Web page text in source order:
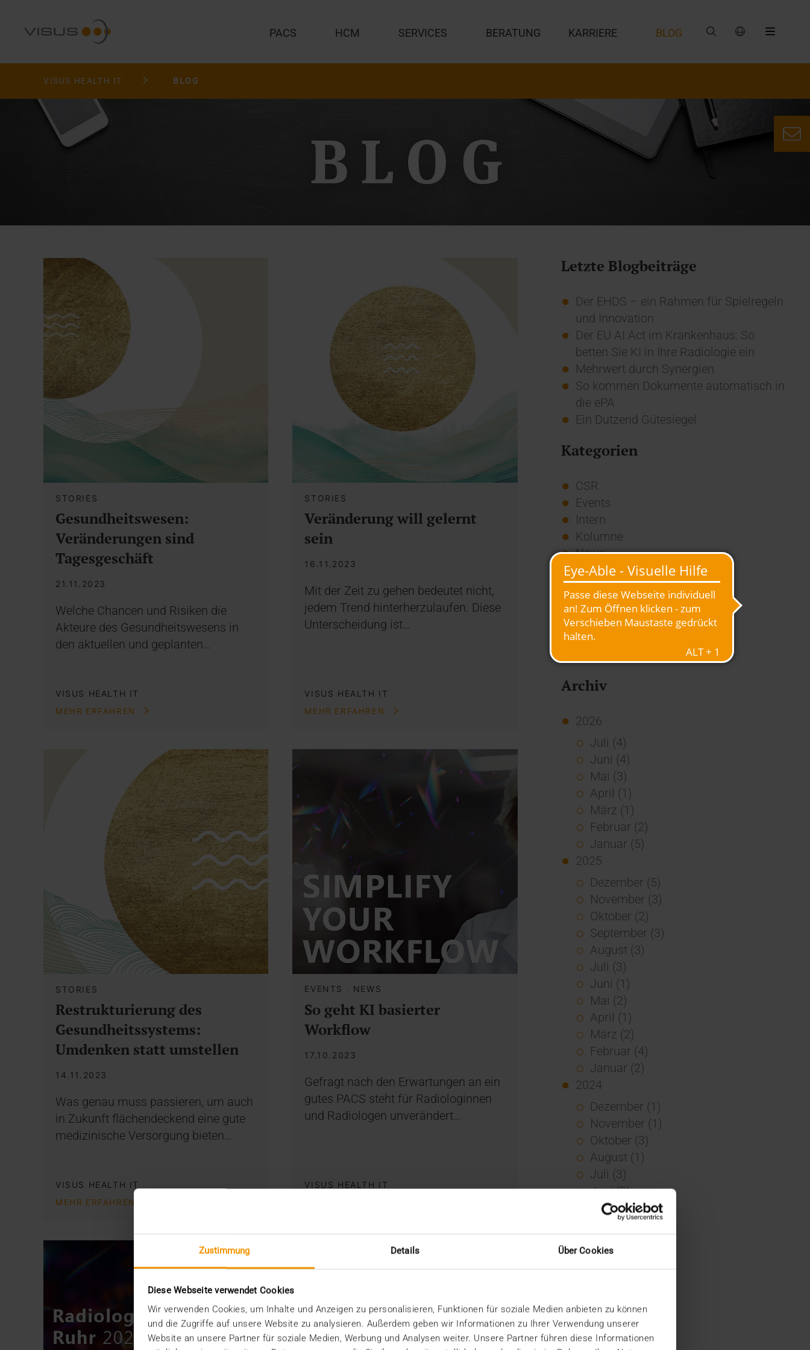
Zustimmung Details Über Cookies
Diese Webseite verwendet Cookies
Wir verwenden Cookies, um Inhalte und Anzeigen zu personalisieren, Funktionen für soziale Medien anbieten zu können
und die Zugriffe auf unsere Website zu analysieren. Außerdem geben wir Informationen zu Ihrer Verwendung unserer
Website an unsere Partner für soziale Medien, Werbung und Analysen weiter. Unsere Partner führen diese Informationen
PACS HCM SERVICES BERATUNG KARRIERE BLOG
VISUS HEALTH IT BLOG
STORIES
Gesundheitswesen:
Veränderungen sind
Tagesgeschäft
21.11.2023
Welche Chancen und Risiken die
Akteure des Gesundheitswesens in
den aktuellen und geplanten…
VISUS HEALTH IT
MEHR ERFAHREN
STORIES
Veränderung will gelernt
sein
16.11.2023
Mit der Zeit zu gehen bedeutet nicht,
jedem Trend hinterherzulaufen. Diese
Unterscheidung ist…
VISUS HEALTH IT
MEHR ERFAHREN
STORIES
Restrukturierung des
Gesundheitssystems:
Umdenken statt umstellen
14.11.2023
Was genau muss passieren, um auch
in Zukunft flächendeckend eine gute
medizinische Versorgung bieten…
VISUS HEALTH IT
MEHR ERFAHREN
EVENTS · NEWS
So geht KI basierter
Workflow
17.10.2023
Gefragt nach den Erwartungen an ein
gutes PACS steht für Radiologinnen
und Radiologen unverändert…
VISUS HEALTH IT
Letzte Blogbeiträge
Der EHDS – ein Rahmen für Spielregeln
und Innovation
Der EU AI Act im Krankenhaus: So
betten Sie KI in Ihre Radiologie ein
Mehrwert durch Synergien
So kommen Dokumente automatisch in
die ePA
Ein Dutzend Gütesiegel
Kategorien
CSR
Events
Intern
Kolumne
News
Overview
Presse
Report
Standard Echo
Stories
Archiv
2026
Juli (4)
Juni (4)
Mai (3)
April (1)
März (1)
Februar (2)
Januar (5)
2025
Dezember (5)
November (3)
Oktober (2)
September (3)
August (3)
Juli (3)
Juni (1)
Mai (2)
April (1)
März (2)
Februar (4)
Januar (2)
2024
Dezember (1)
November (1)
Oktober (3)
August (1)
Juli (3)
Juni (3)
Mai (7)
April (4)
Februar (3)
Dezember (5)
November (6)